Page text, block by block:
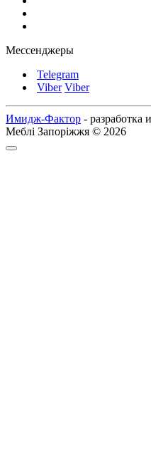
Мессенджеры
Telegram
Viber Viber
Имидж-Фактор - разработка
Меблі Запоріжжя © 2026